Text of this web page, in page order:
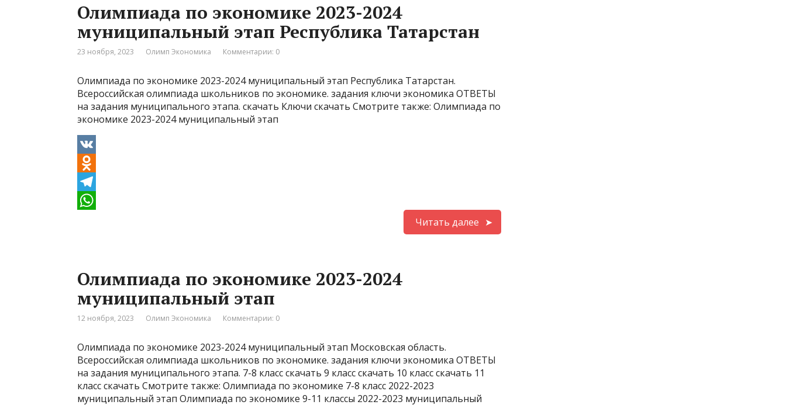
l
a
s
n
i
k
g
r
a
t
s
A
p
Олимпиада по экономике 2023-2024
муниципальный этап Республика Татарстан
23 ноября, 2023 Олимп Экономика Комментарии: 0
Олимпиада по экономике 2023-2024 муниципальный этап Республика Татарстан.
Всероссийская олимпиада школьников по экономике. задания ключи экономика ОТВЕТЫ
на задания муниципального этапа. скачать Ключи скачать Смотрите также: Олимпиада по
экономике 2023-2024 муниципальный этап
V
K
O
d
l
a
s
n
i
k
T
g
r
a
t
s
A
p
Читать далее
Олимпиада по экономике 2023-2024
муниципальный этап
12 ноября, 2023 Олимп Экономика Комментарии: 0
Олимпиада по экономике 2023-2024 муниципальный этап Московская область.
Всероссийская олимпиада школьников по экономике. задания ключи экономика ОТВЕТЫ
на задания муниципального этапа. 7-8 класс скачать 9 класс скачать 10 класс скачать 11
класс скачать Смотрите также: Олимпиада по экономике 7-8 класс 2022-2023
муниципальный этап Олимпиада по экономике 9-11 классы 2022-2023 муниципальный